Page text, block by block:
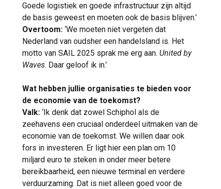
Goede logistiek en goede infrastructuur zijn altijd
de basis geweest en moeten ook de basis blijven.’
Overtoom: ‘We moeten niet vergeten dat
Nederland van oudsher een handelsland is. Het
motto van SAIL 2025 sprak me erg aan. United by
Waves. Daar geloof ik in.’
Wat hebben jullie organisaties te bieden voor
de economie van de toekomst?
Valk: ‘Ik denk dat zowel Schiphol als de
zeehavens een cruciaal onderdeel uitmaken van de
economie van de toekomst. We willen daar ook
fors in investeren. Er ligt hier een plan om 10
miljard euro te steken in onder meer betere
bereikbaarheid, een nieuwe terminal en verdere
verduurzaming. Dat is niet alleen goed voor de